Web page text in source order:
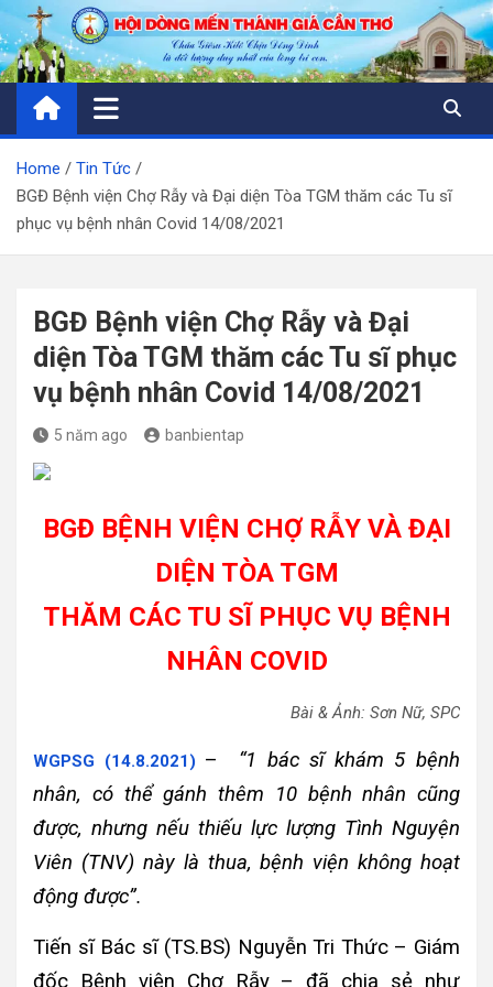
Skip
to
content
Home
Tin Tức
BGĐ Bệnh viện Chợ Rẫy và Đại diện Tòa TGM thăm các Tu sĩ
phục vụ bệnh nhân Covid 14/08/2021
BGĐ Bệnh viện Chợ Rẫy và Đại
diện Tòa TGM thăm các Tu sĩ phục
vụ bệnh nhân Covid 14/08/2021
5 năm ago banbientap
BGĐ BỆNH VIỆN CHỢ RẪY VÀ ĐẠI
DIỆN TÒA TGM
THĂM CÁC TU SĨ PHỤC VỤ BỆNH
NHÂN COVID
Bài & Ảnh: Sơn Nữ, SPC
WGPSG (14.8.2021) – “1 bác sĩ khám 5 bệnh
nhân, có thể gánh thêm 10 bệnh nhân cũng
được, nhưng nếu thiếu lực lượng Tình Nguyện
Viên (TNV) này là thua, bệnh viện không hoạt
động được”.
Tiến sĩ Bác sĩ (TS.BS) Nguyễn Tri Thức – Giám
đốc Bệnh viện Chợ Rẫy – đã chia sẻ như